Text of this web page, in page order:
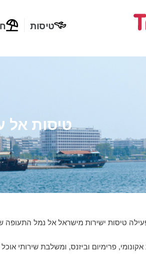
טיסות
טיסות אל
ישירות מישראל אל נמל התעופה של סלוניקי,
פרימיום וביזנס, ומשלבת שירותי